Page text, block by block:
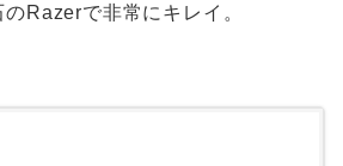
Razerで非常にキレイ。